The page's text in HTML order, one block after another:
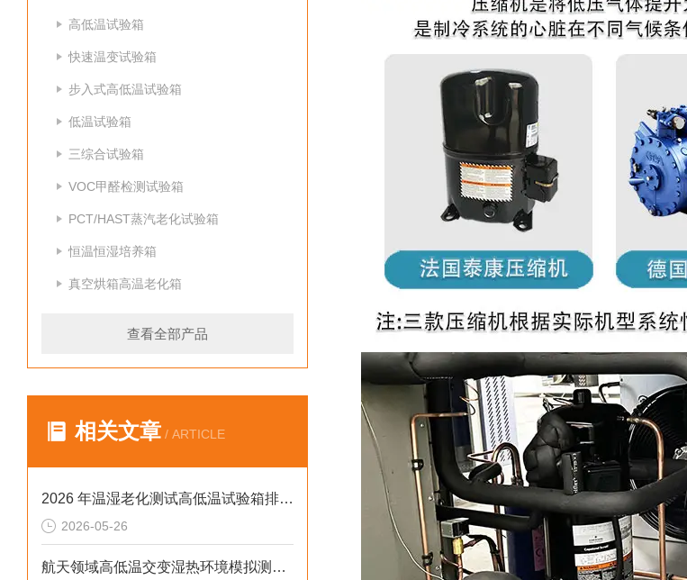
高低温试验箱
快速温变试验箱
步入式高低温试验箱
低温试验箱
三综合试验箱
VOC甲醛检测试验箱
PCT/HAST蒸汽老化试验箱
恒温恒湿培养箱
真空烘箱高温老化箱
查看全部产品
相关文章 / ARTICLE
2026 年温湿老化测试高低温试验箱排行榜：破解精度差、数据无效等行业痛点
2026-05-26
航天领域高低温交变湿热环境模拟测试解决方案